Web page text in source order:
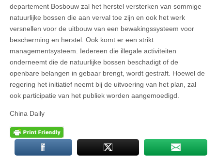
departement Bosbouw zal het herstel versterken van sommige
natuurlijke bossen die aan verval toe zijn en ook het werk
versnellen voor de uitbouw van een bewakingssysteem voor
bescherming en herstel. Ook komt er een strikt
managementsysteem. Iedereen die illegale activiteiten
onderneemt die de natuurlijke bossen beschadigt of de
openbare belangen in gebaar brengt, wordt gestraft. Hoewel de
regering het initiatief neemt bij de uitvoering van het plan, zal
ook participatie van het publiek worden aangemoedigd.
China Daily